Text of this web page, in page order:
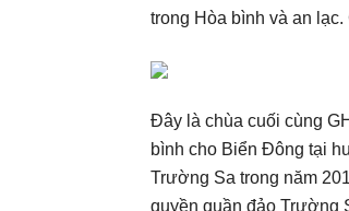
trong Hòa bình và an
Đây là chùa cuối cùng
bình cho Biển Đông tại
Trường Sa trong năm
quyền quần đảo Trường